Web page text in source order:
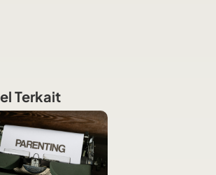
Terkait